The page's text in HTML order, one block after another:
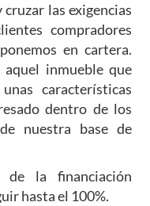
las exigencias
compradores
en cartera.
inmueble que
características
dentro de los
nuestra base de
de la financiación
hasta el 100%.